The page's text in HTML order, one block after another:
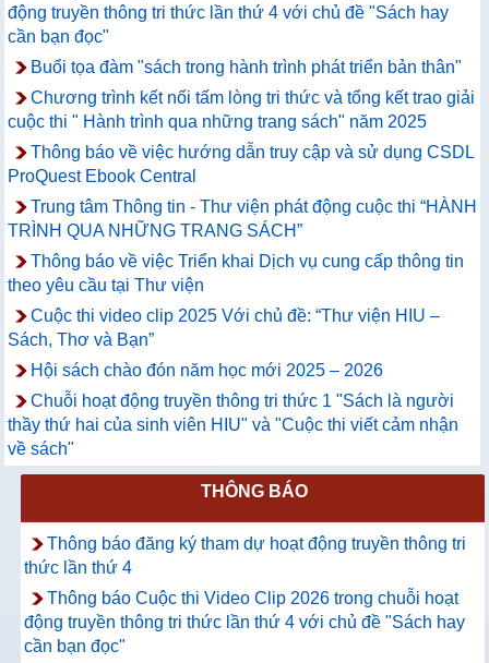
động truyền thông tri thức lần thứ 4 với chủ đề "Sách hay
cần bạn đọc"
Buổi tọa đàm "sách trong hành trình phát triển bản thân"
Chương trình kết nối tấm lòng tri thức và tổng kết trao giải
cuộc thi " Hành trình qua những trang sách" năm 2025
Thông báo về việc hướng dẫn truy cập và sử dụng CSDL
ProQuest Ebook Central
Trung tâm Thông tin - Thư viện phát động cuộc thi “HÀNH
TRÌNH QUA NHỮNG TRANG SÁCH”
Thông báo về việc Triển khai Dịch vụ cung cấp thông tin
theo yêu cầu tại Thư viện
Cuộc thi video clip 2025 Với chủ đề: “Thư viện HIU –
Sách, Thơ và Bạn”
Hội sách chào đón năm học mới 2025 – 2026
Chuỗi hoạt động truyền thông tri thức 1 "Sách là người
thầy thứ hai của sinh viên HIU" và "Cuộc thi viết cảm nhận
về sách"
THÔNG BÁO
Thông báo đăng ký tham dự hoạt động truyền thông tri
thức lần thứ 4
Thông báo Cuộc thi Video Clip 2026 trong chuỗi hoạt
động truyền thông tri thức lần thứ 4 với chủ đề "Sách hay
cần bạn đọc"